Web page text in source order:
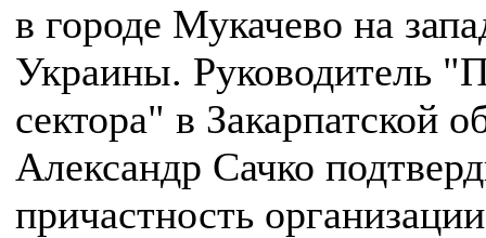
в городе Мукачево на
Украины. Руководитель
сектора" в Закарпатской
Александр Сачко
причастность организации